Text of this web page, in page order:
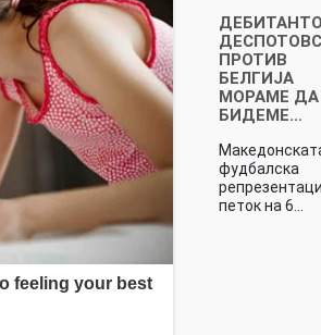
ПРОТИВ
БЕЛГИЈА
МОРАМЕ ДА
БИДЕМЕ…
фудбалска
петок на 6…